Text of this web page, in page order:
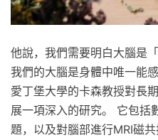
他說，我們需要明白大腦是
我們的大腦是身體中唯一能
愛丁堡大學的卡森教授對長
展一項深入的研究。 它包括
題，以及對腦部進行MRI磁